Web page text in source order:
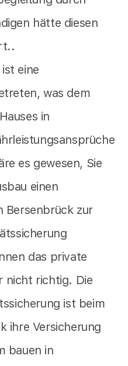
hätte diesen
eine
was dem
in
es gewesen, Sie
einen
Bersenbrück zur
das private
nicht richtig. Die
ist beim
ihre Versicherung
bauen in